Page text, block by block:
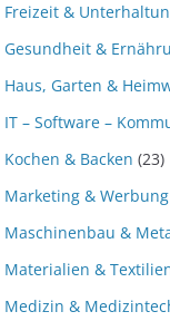
Freizeit &
Gesundheit &
Haus, Garten &
IT – Software –
Kochen & Backen (23)
Marketing & Werbung
Maschinenbau &
Materialien &
Medizin &